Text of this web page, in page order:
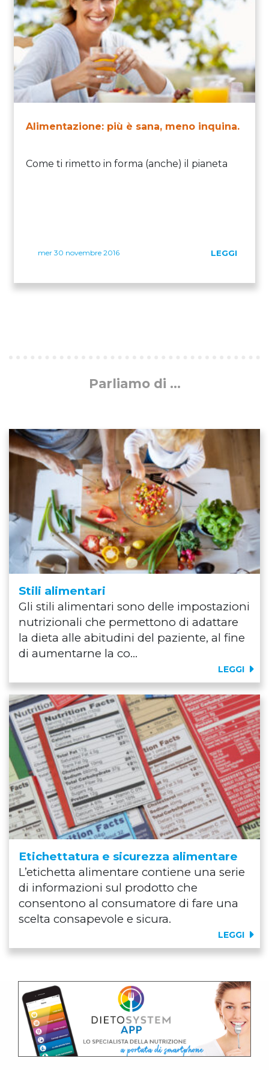
Alimentazione: più è sana, meno inquina.
Come ti rimetto in forma (anche) il pianeta
mer 30 novembre 2016 LEGGI
Parliamo di ...
Stili alimentari
Gli stili alimentari sono delle impostazioni
nutrizionali che permettono di adattare
la dieta alle abitudini del paziente, al fine
di aumentarne la co...
LEGGI
Etichettatura e sicurezza alimentare
L’etichetta alimentare contiene una serie
di informazioni sul prodotto che
consentono al consumatore di fare una
scelta consapevole e sicura.
LEGGI